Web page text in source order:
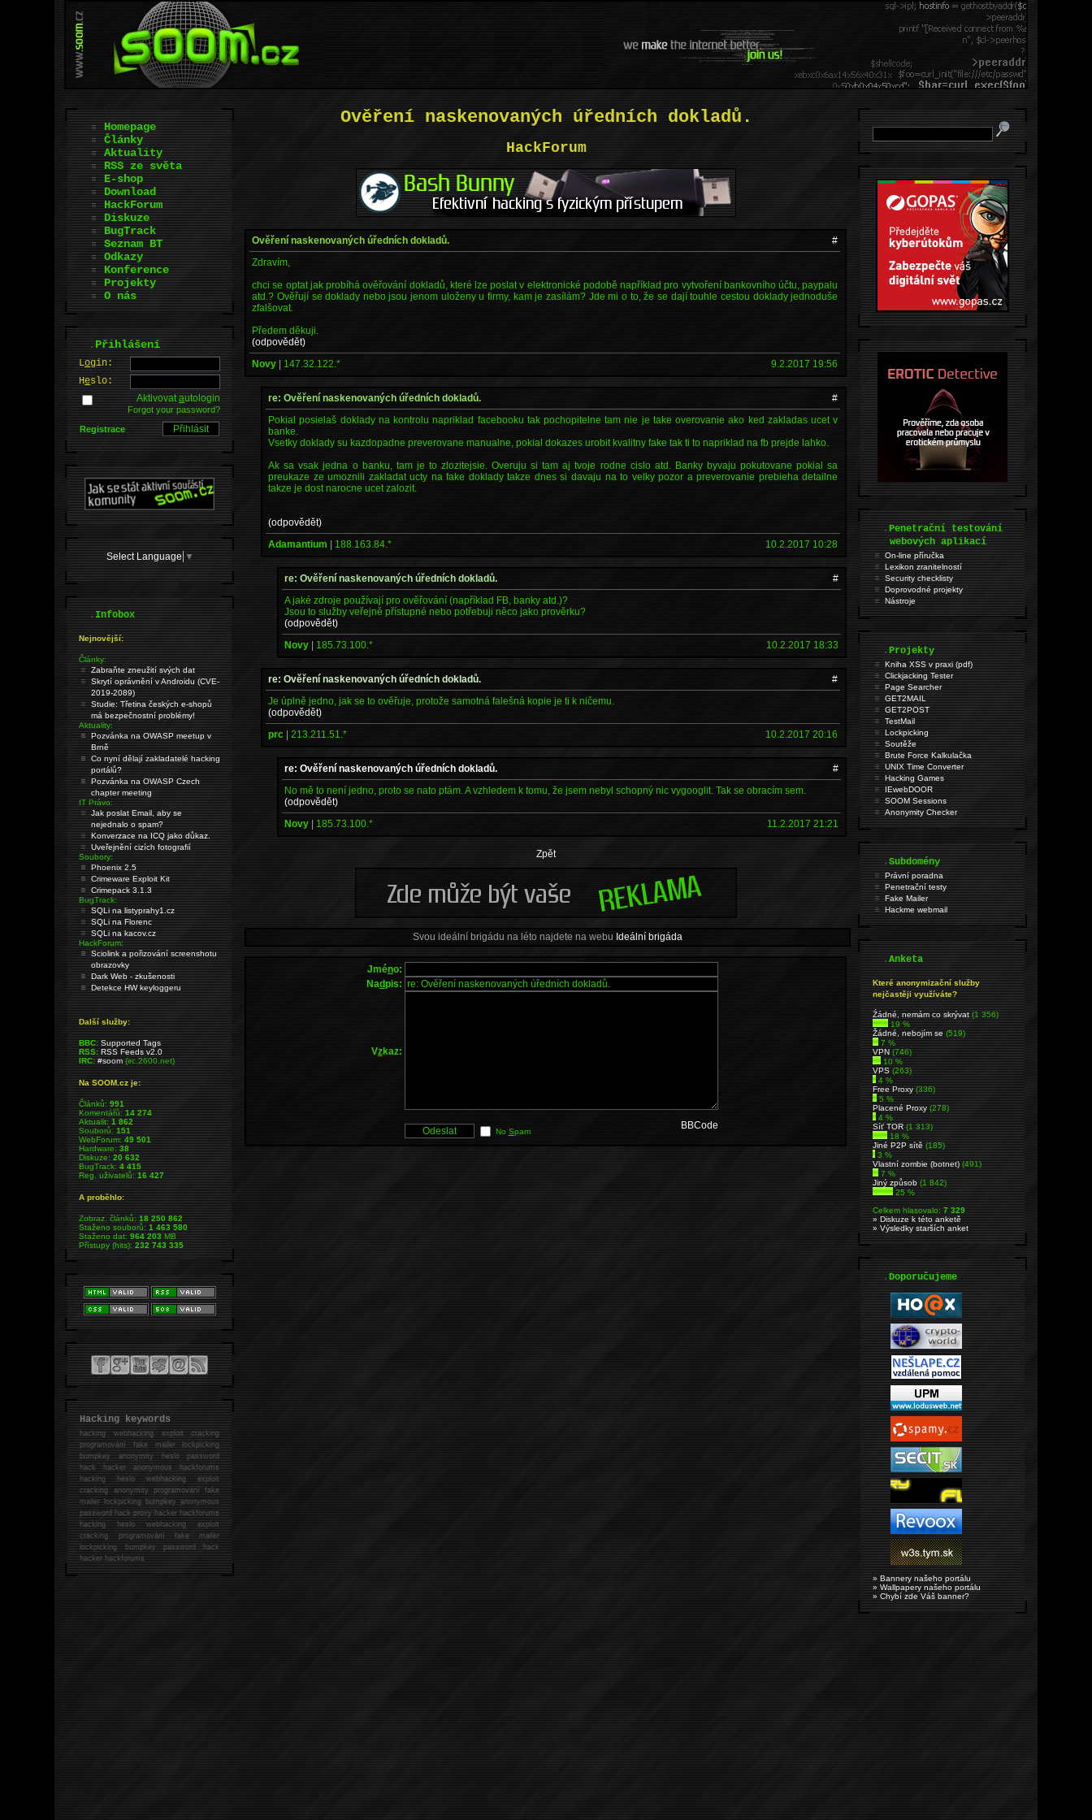
Ověření naskenovaných úředních dokladů.
HackForum
Ověření naskenovaných úředních dokladů.
#
Zdravím,
chci se optat jak probíhá ověřování dokladů, které lze poslat v elektronické podobě například pro vytvoření bankovního účtu, paypalu
atd.? Ověřují se doklady nebo jsou jenom uloženy u firmy, kam je zasílám? Jde mi o to, že se dají touhle cestou doklady jednoduše
zfalšovat.
Předem děkuji.
(odpovědět)
Novy | 147.32.122.* 9.2.2017 19:56
re: Ověření naskenovaných úředních dokladů.
#
Pokial posielaš doklady na kontrolu napriklad facebooku tak pochopitelne tam nie je take overovanie ako ked zakladas ucet v
banke.
Vsetky doklady su kazdopadne preverovane manualne, pokial dokazes urobit kvalitny fake tak ti to napriklad na fb prejde lahko.
Ak sa vsak jedna o banku, tam je to zlozitejsie. Overuju si tam aj tvoje rodne cislo atd. Banky byvaju pokutovane pokial sa
preukaze ze umoznili zakladat ucty na fake doklady takze dnes si davaju na to velky pozor a preverovanie prebieha detailne
takze je dost narocne ucet zalozit.
(odpovědět)
Adamantium | 188.163.84.* 10.2.2017 10:28
re: Ověření naskenovaných úředních dokladů.
#
A jaké zdroje používají pro ověřování (například FB, banky atd.)?
Jsou to služby veřejně přístupné nebo potřebuji něco jako prověrku?
(odpovědět)
Novy | 185.73.100.* 10.2.2017 18:33
re: Ověření naskenovaných úředních dokladů.
#
Je úplně jedno, jak se to ověřuje, protože samotná falešná kopie je ti k ničemu.
(odpovědět)
prc |213.211.51.* 10.2.2017 20:16
re: Ověření naskenovaných úředních dokladů.
#
No mě to není jedno, proto se nato ptám. A vzhledem k tomu, že jsem nebyl schopný nic vygooglit. Tak se obracím sem.
(odpovědět)
Novy | 185.73.100.* 11.2.2017 21:21
Zpět
Svou ideální brigádu na léto najdete na webu Ideální brigáda
Jméno:
Nadpis:
Vzkaz:
No Spam
BBCode
Homepage
Články
Aktuality
RSS ze světa
E-shop
Download
HackForum
Diskuze
BugTrack
Seznam BT
Odkazy
Konference
Projekty
O nás
.Přihlášení
Login:
Heslo:
Aktivovatautologin
Forgot your password?
Registrace
Select Language ▼
.Infobox
Nejnovější:
Články:
Zabraňte zneužití svých dat
Skrytí oprávnění v Androidu (CVE-
2019-2089)
Studie: Třetina českých e-shopů
má bezpečnostní problémy!
Aktuality:
Pozvánka na OWASP meetup v
Brně
Co nyní dělají zakladatelé hacking
portálů?
Pozvánka na OWASP Czech
chapter meeting
IT Právo:
Jak poslat Email, aby se
nejednalo o spam?
Konverzace na ICQ jako důkaz.
Uveřejnění cizích fotografií
Soubory:
Phoenix 2.5
Crimeware Exploit Kit
Crimepack 3.1.3
BugTrack:
SQLi na listyprahy1.cz
SQLi na Florenc
SQLi na kacov.cz
HackForum:
Sciolink a pořizování screenshotu
obrazovky
Dark Web - zkušenosti
Detekce HW keyloggeru
Další služby:
BBC: Supported Tags
RSS: RSS Feeds v2.0
IRC: #soom(irc.2600.net)
Na SOOM.cz je:
Článků:991
Komentářů:14 274
Aktualit:1 862
Souborů:151
WebForum:49 501
Hardware:38
Diskuze:20 632
BugTrack:4 415
Reg. uživatelů:16 427
A proběhlo:
Zobraz. článků:18 250 862
Staženo souborů:1 463 580
Staženo dat:964 203MB
Přístupy (hits):232 743 335
Hacking keywords
hackingwebhacking exploit cracking
programování fake mailer lockpicking
bumpkey anonymity heslo password
hackhacker anonymous hackforums
hackingheslo webhacking exploit
cracking anonymity programování fake
mailer lockpicking bumpkey anonymous
password hack proxy hacker hackforums
hacking heslo webhacking exploit
cracking programování fake mailer
lockpicking bumpkey password hack
hackerhackforums
.Penetrační testování
webových aplikací
On-line příručka
Lexikon zranitelností
Security checklisty
Doprovodné projekty
Nástroje
.Projekty
Kniha XSS v praxi (pdf)
Clickjacking Tester
Page Searcher
GET2MAIL
GET2POST
TestMail
Lockpicking
Soutěže
Brute Force Kalkulačka
UNIX Time Converter
Hacking Games
IEwebDOOR
SOOM Sessions
Anonymity Checker
.Subdomény
Právní poradna
Penetrační testy
Fake Mailer
Hackme webmail
.Anketa
Které anonymizační služby
nejčastěji využíváte?
Źádné, nemám co skrývat(1 356)
19 %
Žádné, nebojím se(519)
7 %
VPN(746)
10 %
VPS(263)
4 %
Free Proxy(336)
5 %
Placené Proxy(278)
4 %
Síť TOR(1 313)
18 %
Jiné P2P sítě(185)
3 %
Vlastní zombie (botnet)(491)
7 %
Jiný způsob(1 842)
25 %
Celkem hlasovalo:7 329
» Diskuze k této anketě
» Výsledky starších anket
.Doporučujeme
» Bannery našeho portálu
» Wallpapery našeho portálu
» Chybí zde Váš banner?